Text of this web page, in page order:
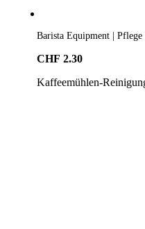
Barista Equipment |
CHF 2.30
Kaffeemühlen-